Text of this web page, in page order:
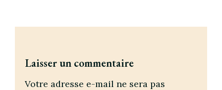
Laisser un commentaire
Votre adresse e-mail ne sera pas